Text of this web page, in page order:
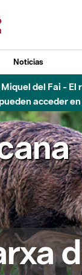
Noticias
del Fai -
acceder